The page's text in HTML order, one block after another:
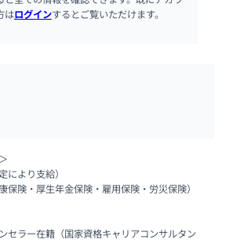
はログインするとご覧いただけます。
により支給）
保険・厚生年金保険・雇用保険・労災保険）
セラー在籍（国家資格キャリアコンサルタン